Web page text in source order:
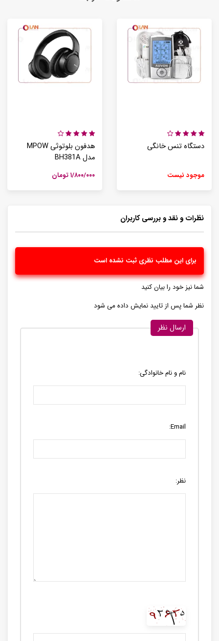
هدفون بلوتوثی MPOW
مدل BH381A
۱/۸۰۰/۰۰۰ تومان
دستگاه تنس خانگی
موجود نیست
نظرات و نقد و بررسی کاربران
برای این مطلب نظری ثبت نشده است
شما نیز خود را بیان کنید
نظر شما پس از تایید نمایش داده می شود
ارسال نظر
نام و نام خانوادگی:
Email:
نظر: